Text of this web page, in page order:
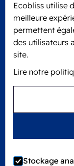
Ecobliss utilise
meilleure
permettent
des utilisateurs
site.
Lire notre
Stockage
Edisonweg 11
6101 XJ Echt,
KVK: 60610182
+31 475 390 550
Ecobliss est